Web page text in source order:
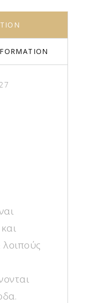
λοιπούς